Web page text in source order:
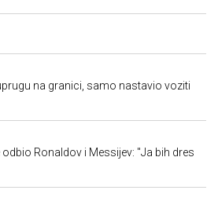
na granici, samo nastavio voziti
Ronaldov i Messijev: "Ja bih dres